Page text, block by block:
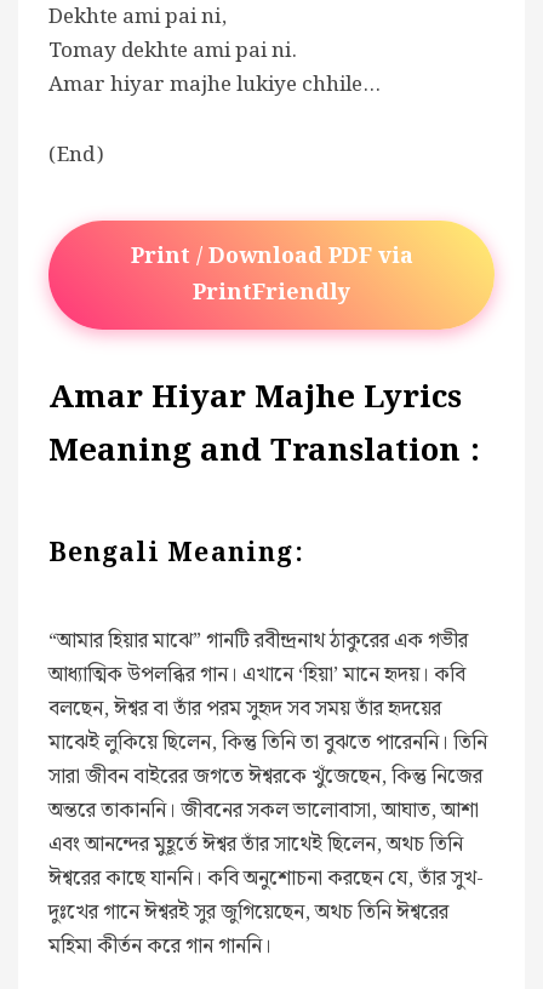
Dekhte ami pai ni,
Tomay dekhte ami pai ni.
Amar hiyar majhe lukiye chhile…
(End)
Print / Download PDF via
PrintFriendly
Amar Hiyar Majhe Lyrics
Meaning and Translation :
Bengali Meaning:
“আমার হিয়ার মাঝে” গানটি রবীন্দ্রনাথ ঠাকুরের এক গভীর
আধ্যাত্মিক উপলব্ধির গান। এখানে ‘হিয়া’ মানে হৃদয়। কবি
বলছেন, ঈশ্বর বা তাঁর পরম সুহৃদ সব সময় তাঁর হৃদয়ের
মাঝেই লুকিয়ে ছিলেন, কিন্তু তিনি তা বুঝতে পারেননি। তিনি
সারা জীবন বাইরের জগতে ঈশ্বরকে খুঁজেছেন, কিন্তু নিজের
অন্তরে তাকাননি। জীবনের সকল ভালোবাসা, আঘাত, আশা
এবং আনন্দের মুহূর্তে ঈশ্বর তাঁর সাথেই ছিলেন, অথচ তিনি
ঈশ্বরের কাছে যাননি। কবি অনুশোচনা করছেন যে, তাঁর সুখ-
দুঃখের গানে ঈশ্বরই সুর জুগিয়েছেন, অথচ তিনি ঈশ্বরের
মহিমা কীর্তন করে গান গাননি।